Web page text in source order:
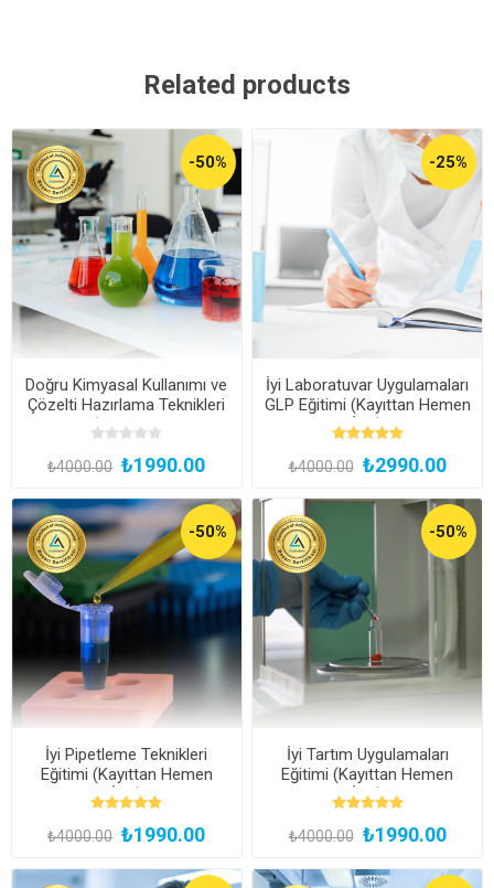
Related products
-50%
Doğru Kimyasal Kullanımı ve
Çözelti Hazırlama Teknikleri
Eğitimi (Kayıttan Hemen
İzle)
₺4000.00 ₺1990.00
-25%
İyi Laboratuvar Uygulamaları
GLP Eğitimi (Kayıttan Hemen
İzle)
₺4000.00 ₺2990.00
-50%
İyi Pipetleme Teknikleri
Eğitimi (Kayıttan Hemen
İzle)
₺4000.00 ₺1990.00
-50%
İyi Tartım Uygulamaları
Eğitimi (Kayıttan Hemen
İzle)
₺4000.00 ₺1990.00